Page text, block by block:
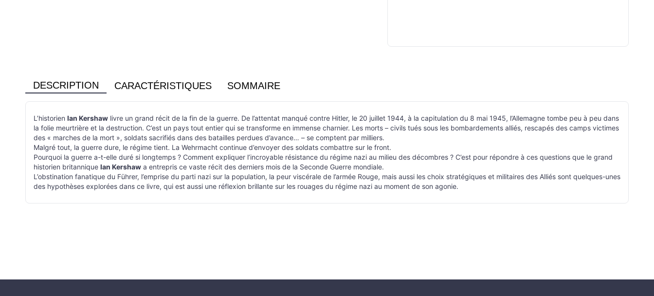
DESCRIPTION CARACTÉRISTIQUES SOMMAIRE
L’historien Ian Kershaw livre un grand récit de la fin de la guerre. De l’attentat manqué contre Hitler, le 20 juillet 1944, à la capitulation du 8 mai 1945, l’Allemagne tombe peu à peu dans
la folie meurtrière et la destruction. C’est un pays tout entier qui se transforme en immense charnier. Les morts – civils tués sous les bombardements alliés, rescapés des camps victimes
des « marches de la mort », soldats sacrifiés dans des batailles perdues d’avance… – se comptent par milliers.
Malgré tout, la guerre dure, le régime tient. La Wehrmacht continue d’envoyer des soldats combattre sur le front.
Pourquoi la guerre a-t-elle duré si longtemps ? Comment expliquer l’incroyable résistance du régime nazi au milieu des décombres ? C’est pour répondre à ces questions que le grand
historien britannique Ian Kershaw a entrepris ce vaste récit des derniers mois de la Seconde Guerre mondiale.
L’obstination fanatique du Führer, l’emprise du parti nazi sur la population, la peur viscérale de l’armée Rouge, mais aussi les choix stratégiques et militaires des Alliés sont quelques-unes
des hypothèses explorées dans ce livre, qui est aussi une réflexion brillante sur les rouages du régime nazi au moment de son agonie.